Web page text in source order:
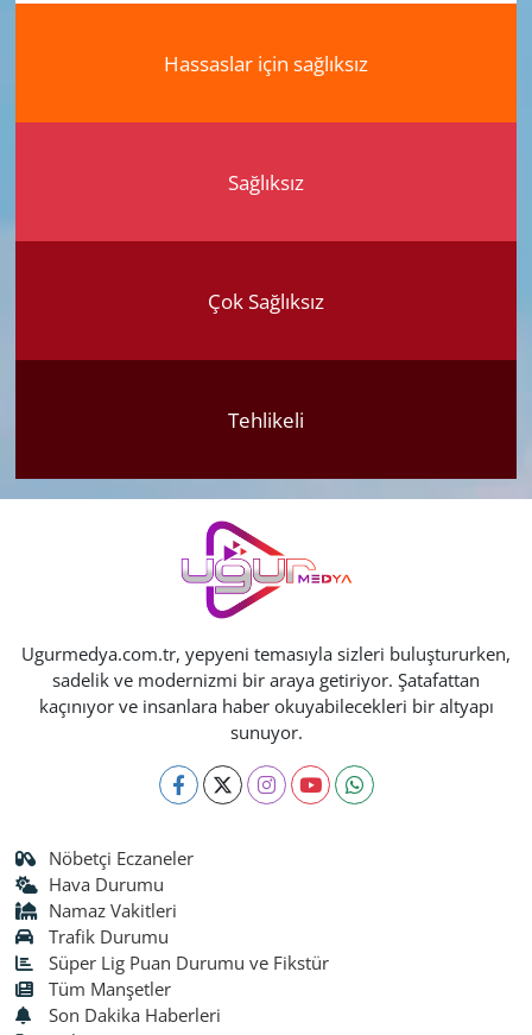
Hassaslar için sağlıksız
Sağlıksız
Çok Sağlıksız
Tehlikeli
Ugurmedya.com.tr, yepyeni temasıyla sizleri buluştururken,
sadelik ve modernizmi bir araya getiriyor. Şatafattan
kaçınıyor ve insanlara haber okuyabilecekleri bir altyapı
sunuyor.
Nöbetçi Eczaneler
Hava Durumu
Namaz Vakitleri
Trafik Durumu
Süper Lig Puan Durumu ve Fikstür
Tüm Manşetler
Son Dakika Haberleri